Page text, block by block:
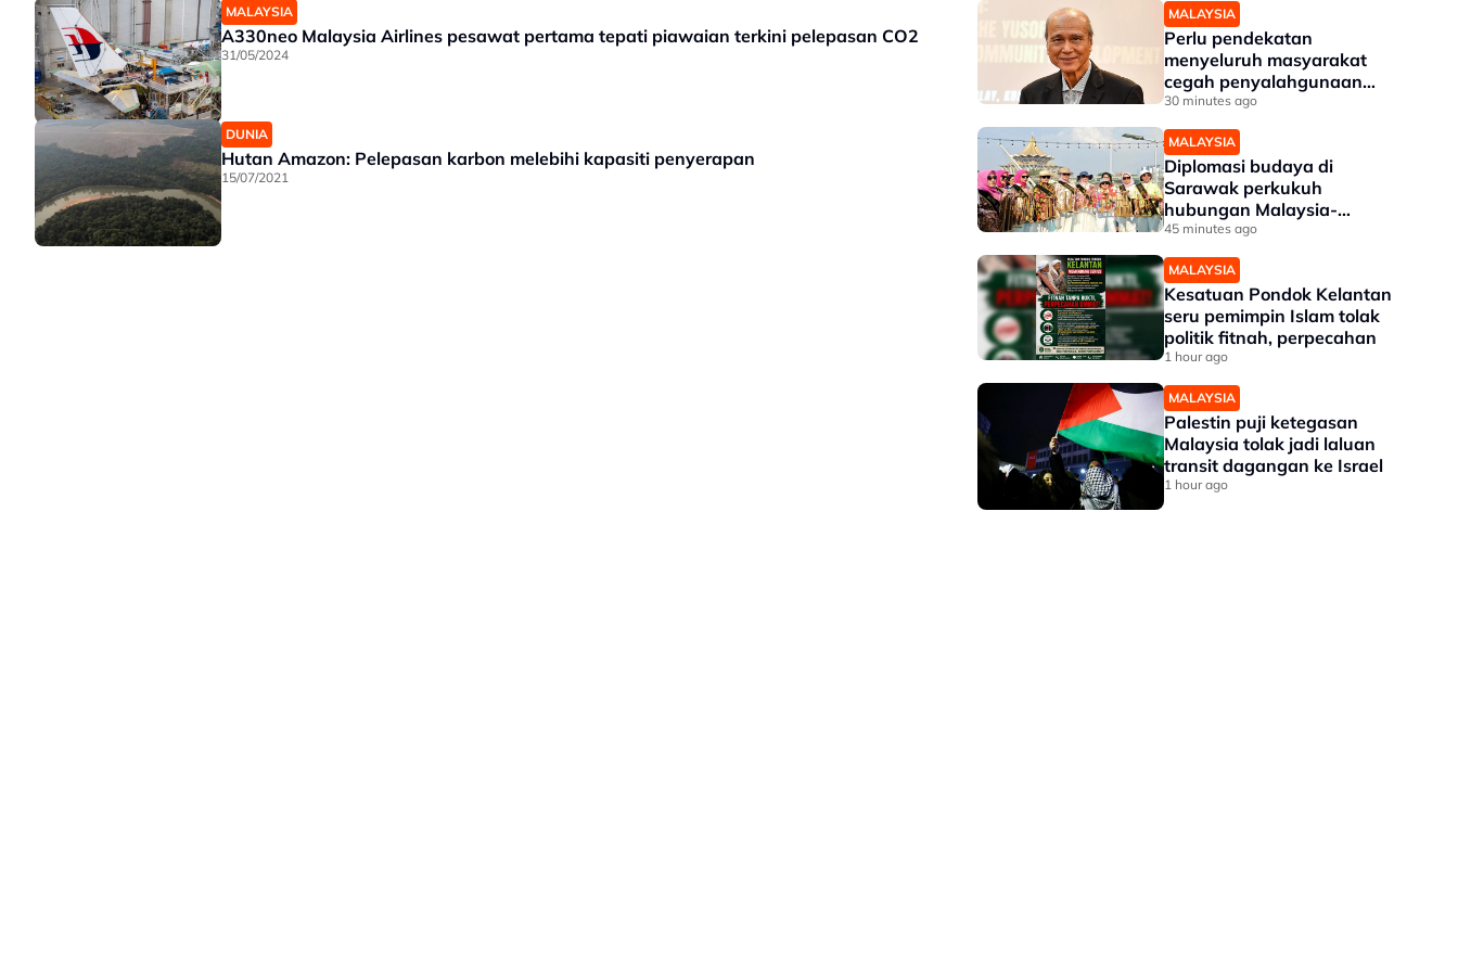
MALAYSIA
A330neo Malaysia Airlines pesawat pertama tepati piawaian terkini pelepasan CO2
31/05/2024
DUNIA
Hutan Amazon: Pelepasan karbon melebihi kapasiti penyerapan
15/07/2021
MALAYSIA
Perlu pendekatan
menyeluruh masyarakat
cegah penyalahgunaan
dadah dalam kalangan
kanak-kanak - Lee Lam
Thye
30 minutes ago
MALAYSIA
Diplomasi budaya di
Sarawak perkukuh
hubungan Malaysia-
Indonesia
45 minutes ago
MALAYSIA
Kesatuan Pondok Kelantan
seru pemimpin Islam tolak
politik fitnah, perpecahan
1 hour ago
MALAYSIA
Palestin puji ketegasan
Malaysia tolak jadi laluan
transit dagangan ke Israel
1 hour ago